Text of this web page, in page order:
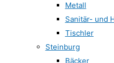
Metall
Sanitär- und
Tischler
Steinburg
Bäcker